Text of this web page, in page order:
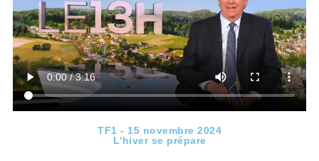
TF1 - 15 novembre 2024
L'hiver se prépare